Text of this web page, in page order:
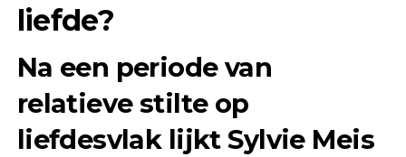
liefde?
Na een periode van
relatieve stilte op
liefdesvlak lijktSylvie Meis